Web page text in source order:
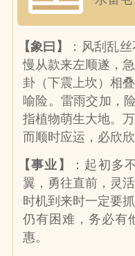
【象曰】
：风刮乱
慢从款来左顺遂，
卦（下震上坎）相
喻险。雷雨交加，
指植物萌生大地。
而顺时应运，必欣欣
【事业】
：起初多
翼，勇往直前，灵
时机到来时一定要
仍有困难，务必有
惠。